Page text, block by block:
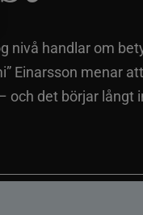
nivå handlar om
Einarsson menar
och det börjar långt